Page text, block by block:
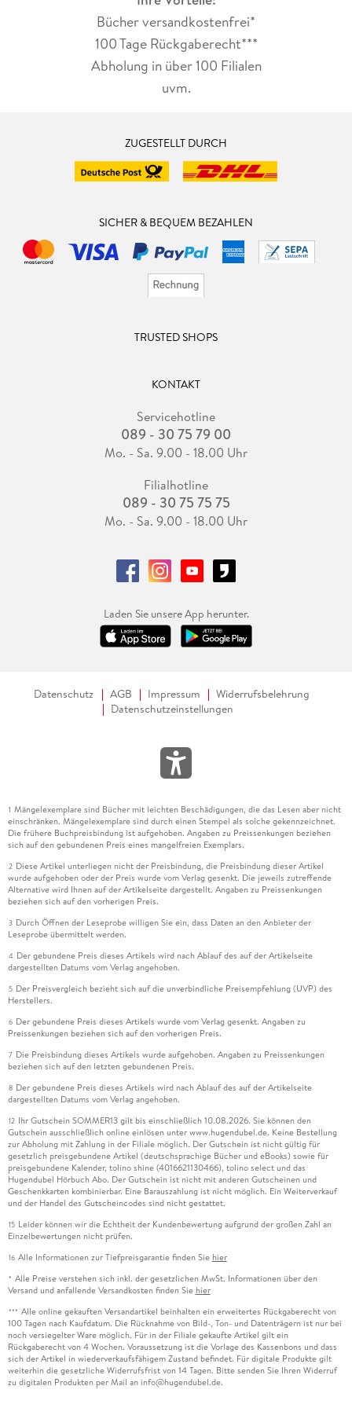
Bücher versandkostenfrei*
100 Tage Rückgaberecht***
Abholung in über 100 Filialen
uvm.
ZUGESTELLT DURCH
SICHER & BEQUEM BEZAHLEN
TRUSTED SHOPS
KONTAKT
Servicehotline
089 - 30 75 79 00
Mo. - Sa. 9.00 - 18.00 Uhr
Filialhotline
089 - 30 75 75 75
Mo. - Sa. 9.00 - 18.00 Uhr
Laden Sie unsere App herunter.
Datenschutz AGB Impressum
Widerrufsbelehrung
Datenschutzeinstellungen
1 Mängelexemplare sind Bücher mit leichten Beschädigungen, die das Lesen aber nicht
einschränken. Mängelexemplare sind durch einen Stempel als solche gekennzeichnet.
Die frühere Buchpreisbindung ist aufgehoben. Angaben zu Preissenkungen beziehen
sich auf den gebundenen Preis eines mangelfreien Exemplars.
2 Diese Artikel unterliegen nicht der Preisbindung, die Preisbindung dieser Artikel
wurde aufgehoben oder der Preis wurde vom Verlag gesenkt. Die jeweils zutreffende
Alternative wird Ihnen auf der Artikelseite dargestellt. Angaben zu Preissenkungen
beziehen sich auf den vorherigen Preis.
3 Durch Öffnen der Leseprobe willigen Sie ein, dass Daten an den Anbieter der
Leseprobe übermittelt werden.
4 Der gebundene Preis dieses Artikels wird nach Ablauf des auf der Artikelseite
dargestellten Datums vom Verlag angehoben.
5 Der Preisvergleich bezieht sich auf die unverbindliche Preisempfehlung (UVP) des
Herstellers.
6 Der gebundene Preis dieses Artikels wurde vom Verlag gesenkt. Angaben zu
Preissenkungen beziehen sich auf den vorherigen Preis.
7 Die Preisbindung dieses Artikels wurde aufgehoben. Angaben zu Preissenkungen
beziehen sich auf den letzten gebundenen Preis.
8 Der gebundene Preis dieses Artikels wird nach Ablauf des auf der Artikelseite
dargestellten Datums vom Verlag angehoben.
12 Ihr Gutschein SOMMER13 gilt bis einschließlich 10.08.2026. Sie können den
Gutschein ausschließlich online einlösen unter www.hugendubel.de. Keine Bestellung
zur Abholung mit Zahlung in der Filiale möglich. Der Gutschein ist nicht gültig für
gesetzlich preisgebundene Artikel (deutschsprachige Bücher und eBooks) sowie für
preisgebundene Kalender, tolino shine (4016621130466), tolino select und das
Hugendubel Hörbuch Abo. Der Gutschein ist nicht mit anderen Gutscheinen und
Geschenkkarten kombinierbar. Eine Barauszahlung ist nicht möglich. Ein Weiterverkauf
und der Handel des Gutscheincodes sind nicht gestattet.
15 Leider können wir die Echtheit der Kundenbewertung aufgrund der großen Zahl an
Einzelbewertungen nicht prüfen.
16 Alle Informationen zur Tiefpreisgarantie finden Sie hier
* Alle Preise verstehen sich inkl. der gesetzlichen MwSt. Informationen über den
Versand und anfallende Versandkosten finden Sie hier
*** Alle online gekauften Versandartikel beinhalten ein erweitertes Rückgaberecht von
100 Tagen nach Kaufdatum. Die Rücknahme von Bild-, Ton- und Datenträgern ist nur bei
noch versiegelter Ware möglich. Für in der Filiale gekaufte Artikel gilt ein
Rückgaberecht von 4 Wochen. Voraussetzung ist die Vorlage des Kassenbons und dass
sich der Artikel in wiederverkaufsfähigem Zustand befindet. Für digitale Produkte gilt
weiterhin die gesetzliche Widerrufsfrist von 14 Tagen. Bitte senden Sie Ihren Widerruf
zu digitalen Produkten per Mail an info@hugendubel.de.